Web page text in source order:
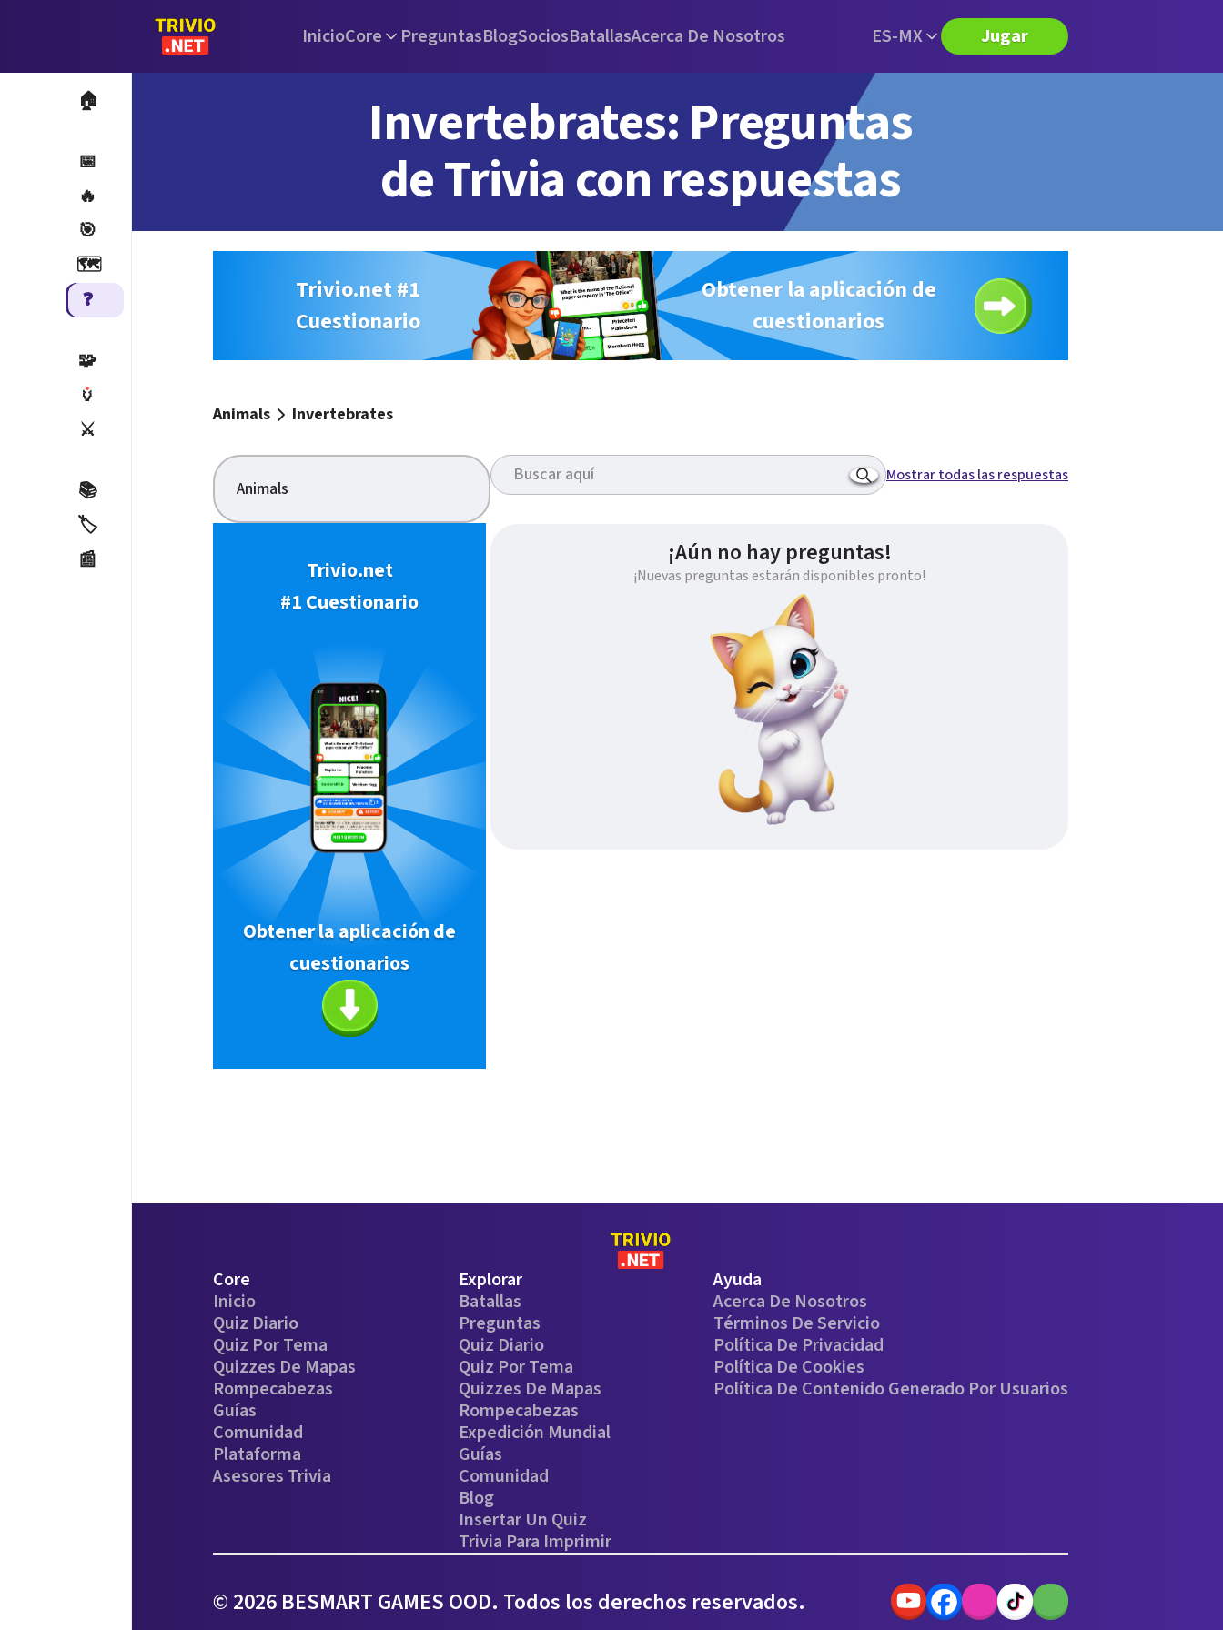
InicioCore PreguntasBlogSociosBatallasAcerca De Nosotros ES-MX Jugar
🏠
📅
🔥
🎯
🗺️
❓
🧩
🏺
⚔️
📚
🏷️
📰
Invertebrates: Preguntas
de Trivia con respuestas
Trivio.net #1
Cuestionario
Obtener la aplicación de
cuestionarios
Animals Invertebrates
Animals
Trivio.net
#1 Cuestionario
Obtener la aplicación de
cuestionarios
Mostrar todas las respuestas
¡Aún no hay preguntas!
¡Nuevas preguntas estarán disponibles pronto!
Core
Inicio
Quiz Diario
Quiz Por Tema
Quizzes De Mapas
Rompecabezas
Guías
Comunidad
Plataforma
Asesores Trivia
Explorar
Batallas
Preguntas
Quiz Diario
Quiz Por Tema
Quizzes De Mapas
Rompecabezas
Expedición Mundial
Guías
Comunidad
Blog
Insertar Un Quiz
Trivia Para Imprimir
Ayuda
Acerca De Nosotros
Términos De Servicio
Política De Privacidad
Política De Cookies
Política De Contenido Generado Por Usuarios
© 2026 BESMART GAMES OOD. Todos los derechos reservados.